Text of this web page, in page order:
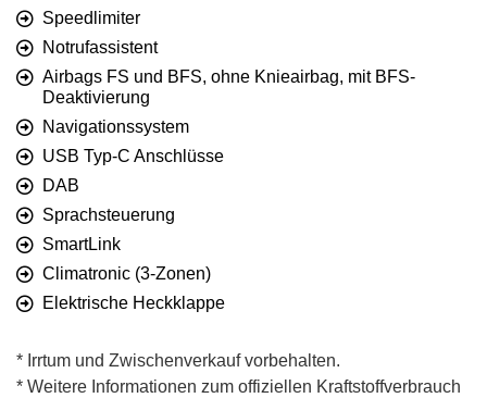
Speedlimiter
Notrufassistent
Airbags FS und BFS, ohne Knieairbag, mit BFS-
Deaktivierung
Navigationssystem
USB Typ-C Anschlüsse
DAB
Sprachsteuerung
SmartLink
Climatronic (3-Zonen)
Elektrische Heckklappe
* Irrtum und Zwischenverkauf vorbehalten.
* Weitere Informationen zum offiziellen Kraftstoffverbrauch